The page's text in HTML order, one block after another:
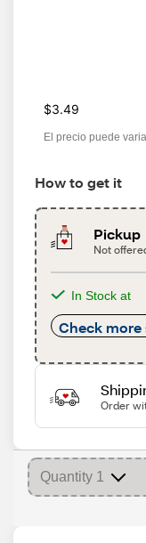
$3.49
El precio puede
How to get it
Pickup
Not
In Stock at
Check more
Order